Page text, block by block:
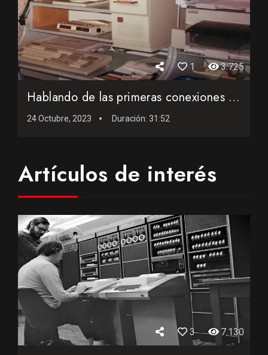
1 3.725
Hablando de las primeras conexiones a Internet en 1995
24 Octubre, 2023 Duración: 31:52
Artículos de interés
3 7.130